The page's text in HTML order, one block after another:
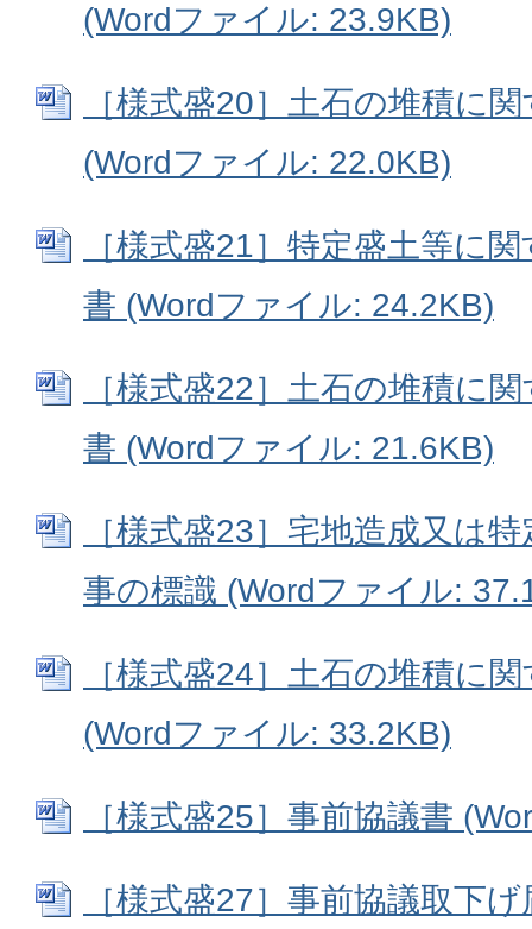
(Wordファイル: 23.9KB)
［様式盛20］土石の堆積に
(Wordファイル: 22.0KB)
［様式盛21］特定盛土等に
書 (Wordファイル: 24.2KB)
［様式盛22］土石の堆積に
書 (Wordファイル: 21.6KB)
［様式盛23］宅地造成又は
事の標識 (Wordファイル:
［様式盛24］土石の堆積に
(Wordファイル: 33.2KB)
［様式盛25］事前協議書
［様式盛27］事前協議取下